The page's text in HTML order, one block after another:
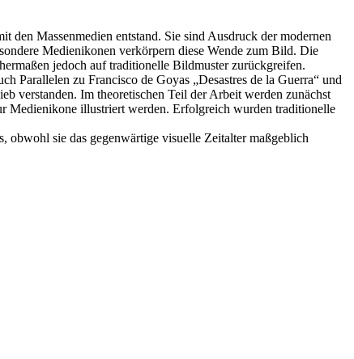
Massenmedien entstand. Sie sind Ausdruck der modernen
Medienikonen verkörpern diese Wende zum Bild. Die
jedoch auf traditionelle Bildmuster zurückgreifen.
Parallelen zu Francisco de Goyas „Desastres de la Guerra“ und
verstanden. Im theoretischen Teil der Arbeit werden zunächst
Medienikone illustriert werden. Erfolgreich wurden traditionelle
obwohl sie das gegenwärtige visuelle Zeitalter maßgeblich